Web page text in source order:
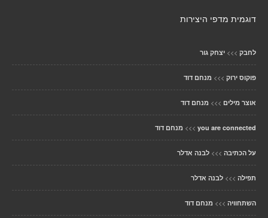
דוגמית מדפי היצירות
לחבק >>> יצחק גור
פוקוס ירוק >>> מנחם דוד
אוצר מילים >>> מנחם דוד
you are connected
>>> מנחם דוד
על הכתיבה >>> לבנה אדלר
תפילה >>> לבנה אדלר
השתחוויה >>> מנחם דוד